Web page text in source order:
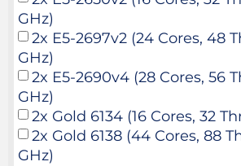
GHz)
2x E5-2697v2 (24 Cores, 48
GHz)
2x E5-2690v4 (28 Cores, 56
GHz)
2x Gold 6134 (16 Cores, 32
2x Gold 6138 (44 Cores, 88
GHz)